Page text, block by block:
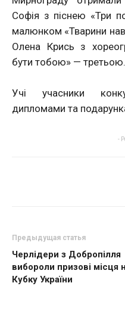
Софія з піснею «Три
малюнком «Тварини
Олена Крись з
бути тобою» — третьою.
Учі учасники
дипломами та
-
Предыдущая статья
Черлідери з Добропілля
вибороли призові місця
Кубку України